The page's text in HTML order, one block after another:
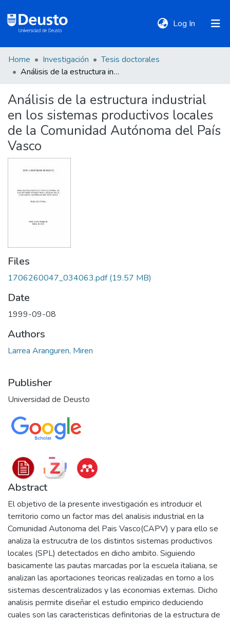
Log In (current)
DeustoTeka
Communities
&
Collections
All of DSpace
Statistics
Policies
Home Investigación
Tesis doctorales
Análisis de la estructura industrial en los sistemas productivos locales de la Comunidad Autónoma del País Vasco
Análisis de la estructura industrial
en los sistemas productivos locales
de la Comunidad Autónoma del País
Vasco
Files
1706260047_034063.pdf(19.57 MB)
Date
1999-09-08
Authors
Larrea Aranguren, Miren
Publisher
Universidad de Deusto
Abstract
El objetivo de la presente investigación es introducir el
territorio como un factor mas del analisis industrial en la
Comunidad Autonoma del Pais Vasco(CAPV) y para ello se
analiza la estrucutra de los distintos sistemas productivos
locales (SPL) detectados en dicho ambito. Siguiendo
basicamente las pautas marcadas por la escuela italiana, se
analizan las aportaciones teoricas realizadas en torno a los
sistemas descentralizados y las economias externas. Dicho
analisis permite diseñar el estudio empirico deduciendo
cuales son las caracteristicas definitorias de la estructura de